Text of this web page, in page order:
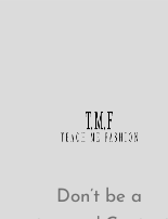
Don’t be a